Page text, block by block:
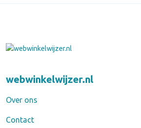
webwinkelwijzer.nl
Over ons
Contact